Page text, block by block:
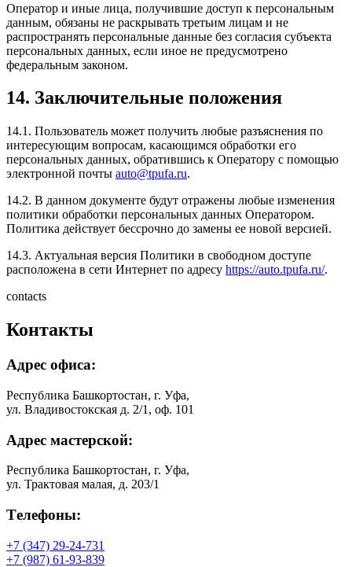
Оператор и иные лица, получившие доступ к персональным
данным, обязаны не раскрывать третьим лицам и не
распространять персональные данные без согласия субъекта
персональных данных, если иное не предусмотрено
федеральным законом.
14. Заключительные положения
14.1. Пользователь может получить любые разъяснения по
интересующим вопросам, касающимся обработки его
персональных данных, обратившись к Оператору с помощью
электронной почты auto@tpufa.ru.
14.2. В данном документе будут отражены любые изменения
политики обработки персональных данных Оператором.
Политика действует бессрочно до замены ее новой версией.
14.3. Актуальная версия Политики в свободном доступе
расположена в сети Интернет по адресу https://auto.tpufa.ru/.
contacts
Контакты
Адрес офиса:
Республика Башкортостан, г. Уфа,
ул. Владивостокская д. 2/1, оф. 101
Адрес мастерской:
Республика Башкортостан, г. Уфа,
ул. Трактовая малая, д. 203/1
Tелефоны:
+7 (347) 29-24-731
+7 (987) 61-93-839